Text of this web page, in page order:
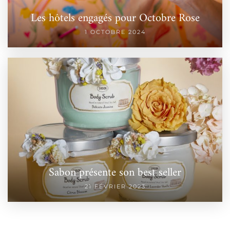
Les hôtels engagés pour Octobre Rose
1 OCTOBRE 2024
Sabon présente son best seller
21 FÉVRIER 2023